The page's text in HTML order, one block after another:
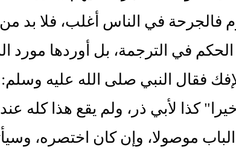
فالجرحة في الناس أغلب، فلا
الحكم في الترجمة، بل أوردها
فقال النبي صلى الله عليه
كذا لأبي ذر، ولم يقع هذا كله
موصولا، وإن كان اختصره،